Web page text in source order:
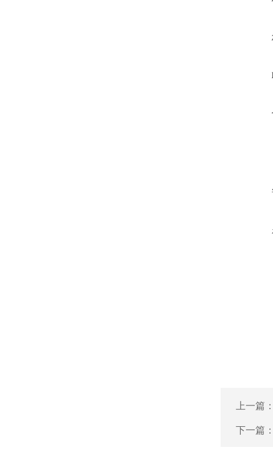
上一篇
下一篇